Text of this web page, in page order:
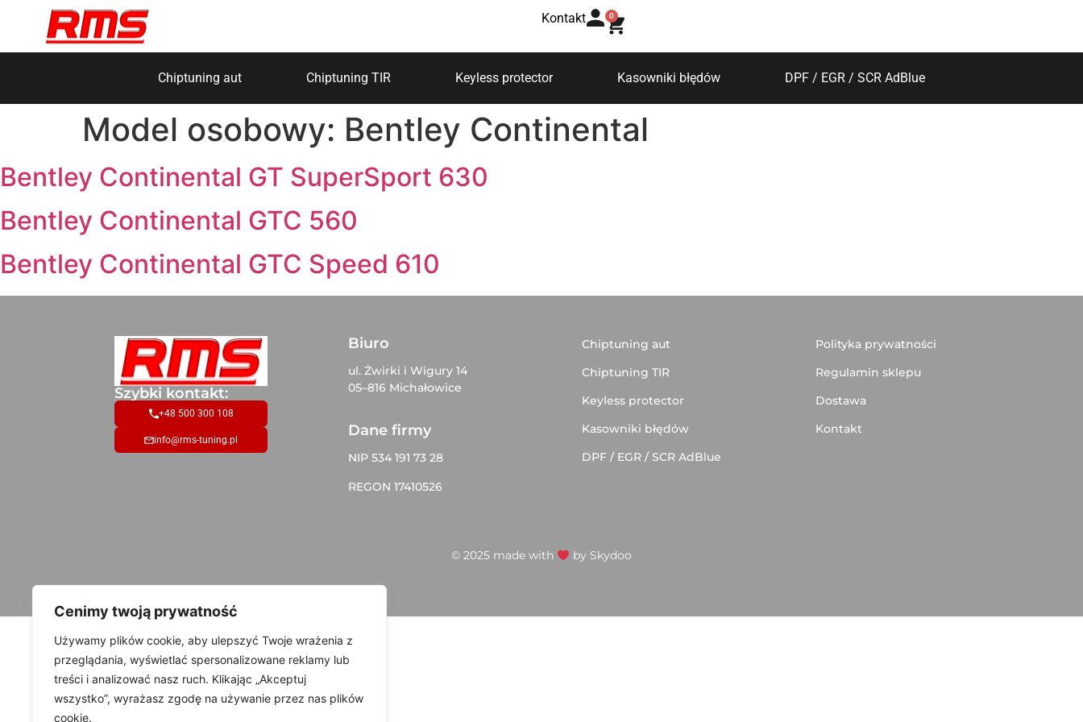
Cenimy twoją prywatność
Używamy plików cookie, aby ulepszyć Twoje wrażenia z
przeglądania, wyświetlać spersonalizowane reklamy lub
treści i analizować nasz ruch. Klikając „Akceptuj
wszystko”, wyrażasz zgodę na używanie przez nas plików
cookie.
Kontakt 0
Chiptuning aut Chiptuning TIR Keyless protector Kasowniki błędów DPF / EGR / SCR AdBlue
Model osobowy: Bentley Continental
Bentley Continental GT SuperSport 630
Bentley Continental GTC 560
Bentley Continental GTC Speed 610
Szybki kontakt:
+48 500 300 108
info@rms-tuning.pl
Biuro
ul. Żwirki i Wigury 14
05–816 Michałowice
Dane firmy
NIP 534 191 73 28
REGON 17410526
Chiptuning aut
Chiptuning TIR
Keyless protector
Kasowniki błędów
DPF / EGR / SCR AdBlue
Polityka prywatności
Regulamin sklepu
Dostawa
Kontakt
© 2025 made with by Skydoo